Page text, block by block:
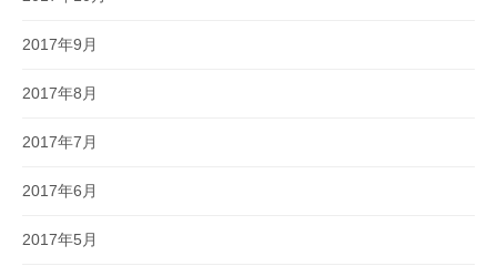
2017年9月
2017年8月
2017年7月
2017年6月
2017年5月